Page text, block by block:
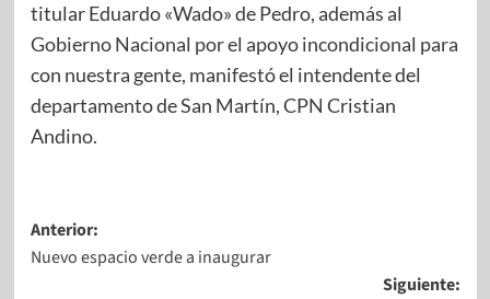
titular Eduardo «Wado» de Pedro, además al
Gobierno Nacional por el apoyo incondicional para
con nuestra gente, manifestó el intendente del
departamento de San Martín, CPN Cristian
Andino.
Anterior:
Nuevo espacio verde a inaugurar
Siguiente: